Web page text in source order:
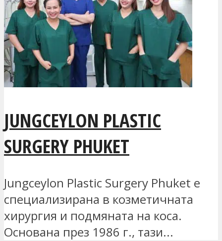
JUNGCEYLON PLASTIC
SURGERY PHUKET
Jungceylon Plastic Surgery Phuket е
специализирана в козметичната
хирургия и подмяната на коса.
Основана през 1986 г., тази...